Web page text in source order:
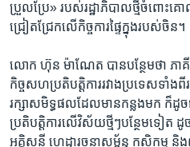
ប្រួលប្រែ» របស់​រដ្ឋា​ភិបាល​ថ្មី​ចំពោ
ជ្រៀតជ្រែក​លើ​កិច្ចការ​ផ្ទៃក្នុង​របស់​ចិន។
លោក ហ៊ុន ម៉ាណែត បាន​បន្ថែម​ថា ភាគី​ទ
កិច្ច​សហ​ប្រតិបត្តិការ​រវាង​ប្រទេស​ទាំងពី
រក្សា​សមិទ្ធផល​ដែល​មាន​កន្លង​មក ក៏​ដូ
ប្រតិបត្តិការ​លើ​វិស័យ​ថ្មីៗ​បន្ថែម​ទៀត
អគ្គិសនី ហេដ្ឋារចនាសម្ព័ន្ធ កសិកម្ម និ